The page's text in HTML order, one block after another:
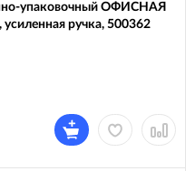
упаковочный ОФИСНАЯ
ручка, 500362